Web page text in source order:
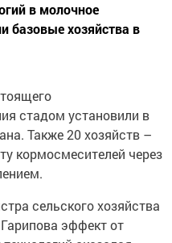
в молочное
базовые хозяйства в
стадом установили в
Также 20 хозяйств –
кормосмесителей через
сельского хозяйства
эффект от